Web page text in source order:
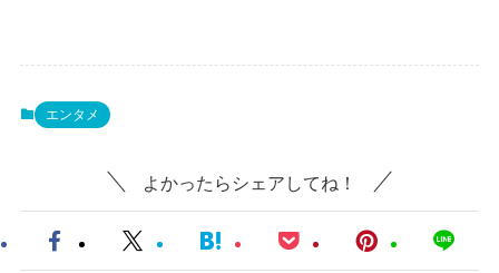
エンタメ
よかったらシェアしてね！